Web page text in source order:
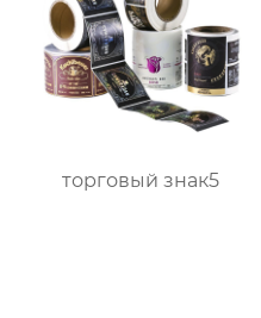
торговый знак5